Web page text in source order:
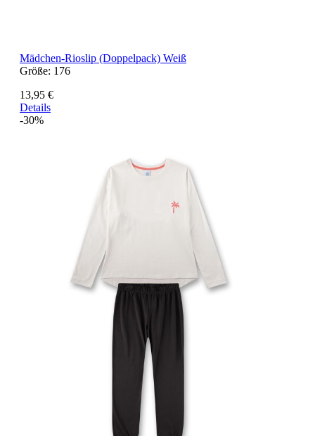
Mädchen-Rioslip (Doppelpack) Weiß
Größe: 176
13,95 €
Details
-30%